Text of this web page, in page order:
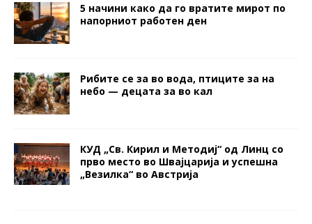
5 начини како да го вратите мирот по
напорниот работен ден
Рибите се за во вода, птиците за на
небо — децата за во кал
КУД „Св. Кирил и Методиј“ од Линц со
прво место во Швајцарија и успешна
„Везилка“ во Австрија